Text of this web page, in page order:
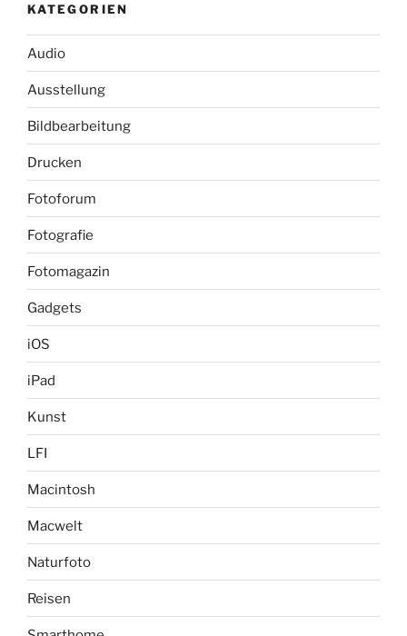
KATEGORIEN
Audio
Ausstellung
Bildbearbeitung
Drucken
Fotoforum
Fotografie
Fotomagazin
Gadgets
iOS
iPad
Kunst
LFI
Macintosh
Macwelt
Naturfoto
Reisen